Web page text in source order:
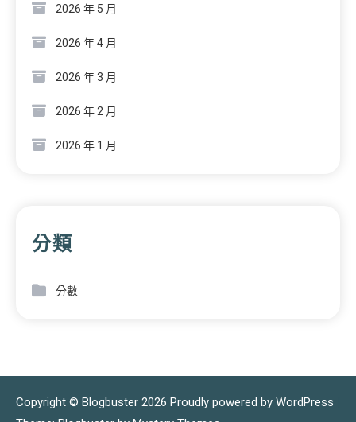
2026 年 5 月
2026 年 4 月
2026 年 3 月
2026 年 2 月
2026 年 1 月
分類
分數
Copyright © Blogbuster 2026 Proudly powered by WordPress